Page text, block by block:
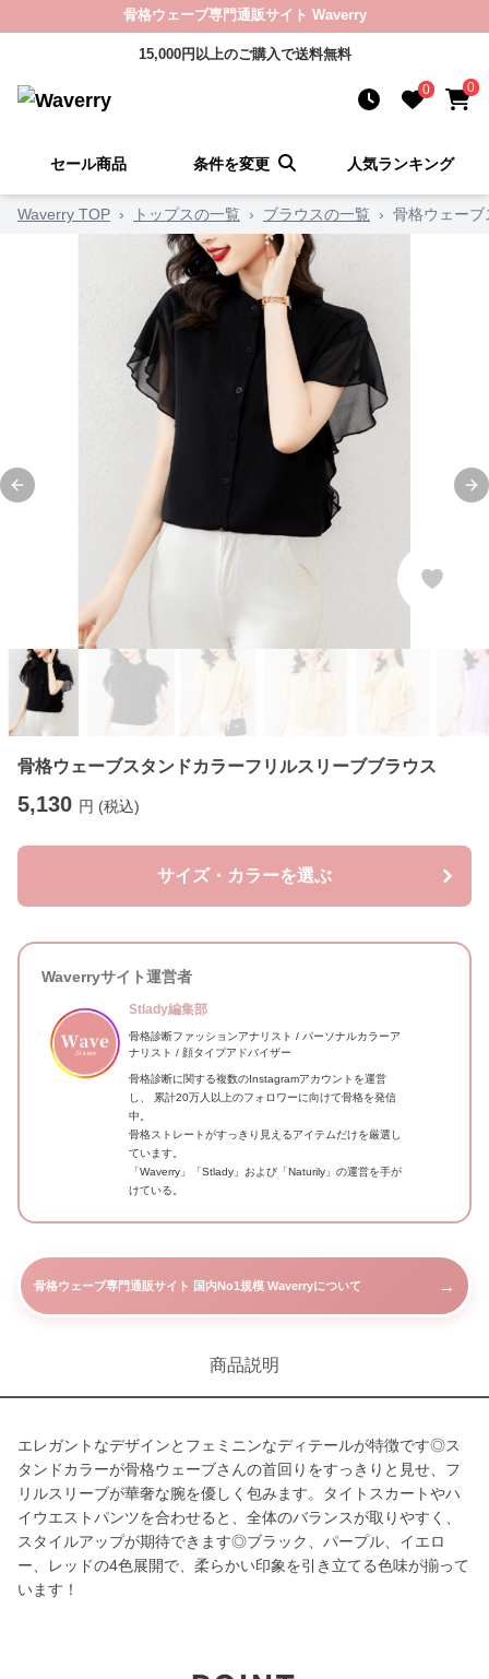
骨格ウェーブ専門通販サイト Waverry
15,000円以上のご購入で送料無料
0 0
セール商品 条件を変更 人気ランキング
Waverry TOP › トップスの一覧 › ブラウスの一覧 › 骨格ウェー
Previous slide
骨格ウェーブスタンドカラーフリルスリーブブラウス
5,130 円 (税込)
サイズ・カラーを選ぶ
Waverryサイト運営者
Stlady編集部
骨格診断ファッションアナリスト / パーソナルカラーア
ナリスト / 顔タイプアドバイザー
骨格診断に関する複数のInstagramアカウントを運営
し、 累計20万人以上のフォロワーに向けて骨格を発信
中。
骨格ストレートがすっきり見えるアイテムだけを厳選し
ています。
「Waverry」「Stlady」および「Naturily」の運営を手が
けている。
骨格ウェーブ専門通販サイト 国内No1規模 Waverryについて →
商品説明
エレガントなデザインとフェミニンなディテールが特徴です◎ス
タンドカラーが骨格ウェーブさんの首回りをすっきりと見せ、フ
リルスリーブが華奢な腕を優しく包みます。タイトスカートやハ
イウエストパンツを合わせると、全体のバランスが取りやすく、
スタイルアップが期待できます◎ブラック、パープル、イエロ
ー、レッドの4色展開で、柔らかい印象を引き立てる色味が揃って
います！